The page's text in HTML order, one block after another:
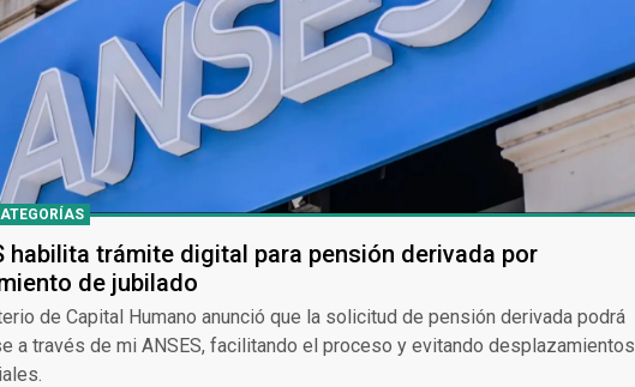
habilita trámite digital para pensión derivada por
de jubilado
de Capital Humano anunció que la solicitud de pensión derivada podrá
a través de mi ANSES, facilitando el proceso y evitando desplazamientos